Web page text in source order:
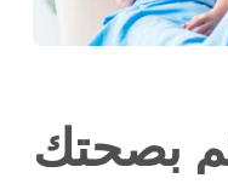
بصحتك